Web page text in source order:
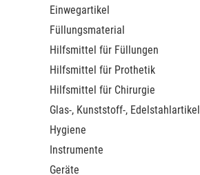
Einwegartikel
Füllungsmaterial
Hilfsmittel für Füllungen
Hilfsmittel für Prothetik
Hilfsmittel für Chirurgie
Glas-, Kunststoff-, Edelstahlartikel
Hygiene
Instrumente
Geräte